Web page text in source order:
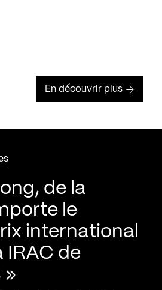
En découvrir plus
de la
le
international
IRAC de
»